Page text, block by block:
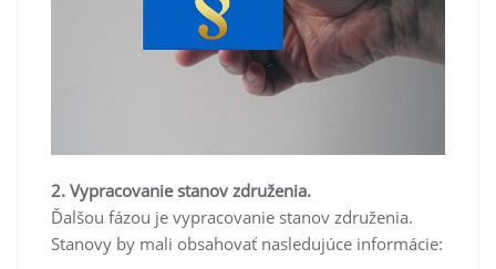
2. Vypracovanie stanov združenia.
Ďalšou fázou je vypracovanie stanov združenia.
Stanovy by mali obsahovať nasledujúce informácie: